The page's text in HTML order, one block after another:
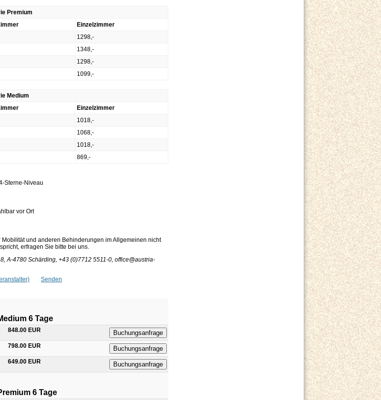
Premium
Einzelzimmer
1298,-
1348,-
1298,-
1099,-
Medium
Einzelzimmer
1018,-
1068,-
1018,-
869,-
Sterne-Niveau
vor Ort
und anderen Behinderungen im Allgemeinen nicht
erfragen Sie bitte bei uns.
A-4780 Schärding, +43 (0)7712 5511-0, office@austria-
Senden
6 Tage
848.00 EUR Buchungsanfrage
798.00 EUR Buchungsanfrage
649.00 EUR Buchungsanfrage
6 Tage